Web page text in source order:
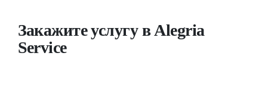
Закажите услугу в Alegria
Service